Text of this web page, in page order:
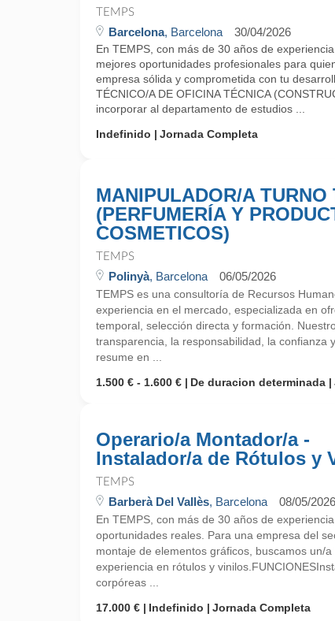
TEMPS
Barcelona, Barcelona 30/04/2026
En TEMPS, con más de 30 años de
mejores oportunidades profesionales para
empresa sólida y comprometida con tu
TÉCNICO/A DE OFICINA TÉCNICA
incorporar al departamento de estudios ...
Indefinido
Jornada Completa
MANIPULADOR/A TURNO
(PERFUMERÍA Y
COSMETICOS)
TEMPS
Polinyà, Barcelona 06/05/2026
TEMPS es una consultoría de Recursos
experiencia en el mercado, especializada en
temporal, selección directa y formación.
transparencia, la responsabilidad, la confianza
resume en ...
1.500 € - 1.600 €
De duracion determinada
Operario/a Montador/a -
Instalador/a de Rótulos y
TEMPS
Barberà Del Vallès, Barcelona 08/05/2026
En TEMPS, con más de 30 años de
oportunidades reales. Para una empresa del
montaje de elementos gráficos, buscamos un/
experiencia en rótulos y
corpóreas ...
17.000 €
Indefinido Jornada Completa